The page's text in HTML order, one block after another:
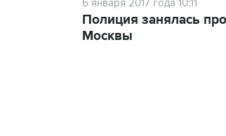
6 января 2017 года 10:11
Полиция занялась
Москвы